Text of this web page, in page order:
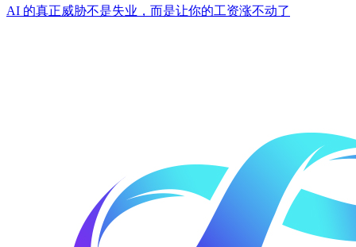
AI 的真正威胁不是失业，而是让你的工资涨不动了